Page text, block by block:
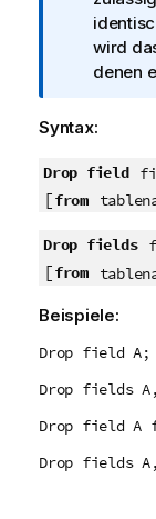
f
o
r
a
i
o
s
h
n
e
i
wird
denen
Syntax:
Drop field
[from
Drop fields
[from
Beispiele:
Drop field A;
Drop fields
Drop field A
Drop fields